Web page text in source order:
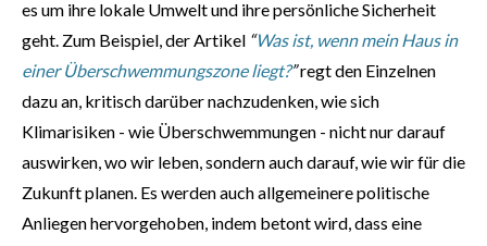
es um ihre lokale Umwelt und ihre persönliche Sicherheit
geht. Zum Beispiel, der Artikel “Was ist, wenn mein Haus in
einer Überschwemmungszone liegt?”regt den Einzelnen
dazu an, kritisch darüber nachzudenken, wie sich
Klimarisiken - wie Überschwemmungen - nicht nur darauf
auswirken, wo wir leben, sondern auch darauf, wie wir für die
Zukunft planen. Es werden auch allgemeinere politische
Anliegen hervorgehoben, indem betont wird, dass eine